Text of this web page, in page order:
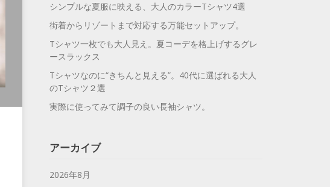
シンプルな夏服に映える、大人のカラーTシャツ4選
街着からリゾートまで対応する万能セットアップ。
Tシャツ一枚でも大人見え。夏コーデを格上げするグレ
ースラックス
Tシャツなのに“きちんと見える”。40代に選ばれる大人
のTシャツ２選
実際に使ってみて調子の良い長袖シャツ。
アーカイブ
2026年8月